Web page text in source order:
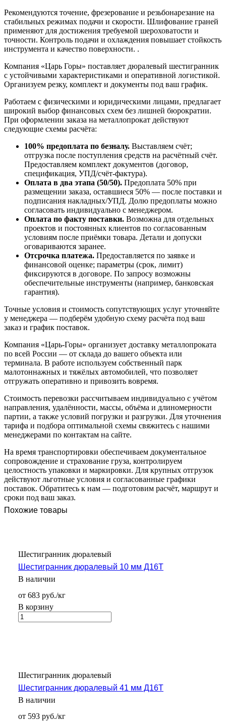
Рекомендуются точение, фрезерование и резьбонарезание на
стабильных режимах подачи и скорости. Шлифование граней
применяют для достижения требуемой шероховатости и
точности. Контроль подачи и охлаждения повышает стойкость
инструмента и качество поверхности. .
Компания «Царь Горы» поставляет дюралевый шестигранник
с устойчивыми характеристиками и оперативной логистикой.
Организуем резку, комплект и документы под ваш график.
Работаем с физическими и юридическими лицами, предлагает
широкий выбор финансовых схем без лишней бюрократии.
При оформлении заказа на металлопрокат действуют
следующие схемы расчёта:
100% предоплата по безналу. Выставляем счёт;
отгрузка после поступления средств на расчётный счёт.
Предоставляем комплект документов (договор,
спецификация, УПД/счёт-фактура).
Оплата в два этапа (50/50). Предоплата 50% при
размещении заказа, оставшиеся 50% — после поставки и
подписания накладных/УПД. Долю предоплаты можно
согласовать индивидуально с менеджером.
Оплата по факту поставки. Возможна для отдельных
проектов и постоянных клиентов по согласованным
условиям после приёмки товара. Детали и допуски
оговариваются заранее.
Отсрочка платежа. Предоставляется по заявке и
финансовой оценке; параметры (срок, лимит)
фиксируются в договоре. По запросу возможны
обеспечительные инструменты (например, банковская
гарантия).
Точные условия и стоимость сопутствующих услуг уточняйте
у менеджера — подберём удобную схему расчёта под ваш
заказ и график поставок.
Компания «Царь-Горы» организует доставку металлопроката
по всей России — от склада до вашего объекта или
терминала. В работе используем собственный парк
малотоннажных и тяжёлых автомобилей, что позволяет
отгружать оперативно и привозить вовремя.
Стоимость перевозки рассчитываем индивидуально с учётом
направления, удалённости, массы, объёма и длиномерности
партии, а также условий погрузки и разгрузки. Для уточнения
тарифа и подбора оптимальной схемы свяжитесь с нашими
менеджерами по контактам на сайте.
На время транспортировки обеспечиваем документальное
сопровождение и страхование груза, контролируем
целостность упаковки и маркировки. Для крупных отгрузок
действуют льготные условия и согласованные графики
поставок. Обратитесь к нам — подготовим расчёт, маршрут и
сроки под ваш заказ.
Похожие товары
Шестигранник дюралевый
Шестигранник дюралевый 10 мм Д16Т
В наличии
от 683 руб./кг
В корзину
Шестигранник дюралевый
Шестигранник дюралевый 41 мм Д16Т
В наличии
от 593 руб./кг